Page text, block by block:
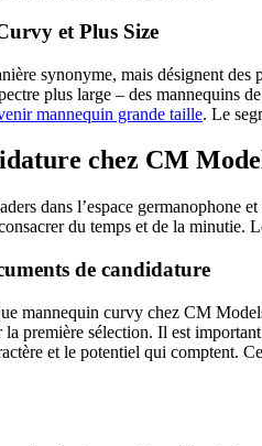
et Plus Size
synonyme, mais désignent
plus large – des mannequins
mannequin grande taille. Le
chez CM
dans l’espace germanophone
du temps et de la minutie.
de candidature
mannequin curvy chez CM
première sélection. Il est
et le potentiel qui comptent.